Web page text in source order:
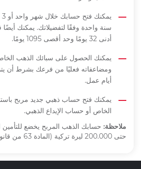
سنة واحدة وفقًا لتفضيلاتك. يمكنك
أدنى 32 يومًا وحد أقصى 1095 يومًا.
أيام عمل.
يمكنك فتح حساب ذهبي جديد مربح
الخاص أو حساب الإيداع الذهبي.
ملاحظة: حسابك الذهب المربح يخضع
حتى 200.000 ليرة تركية (المادة 63 من قانون البنوك).